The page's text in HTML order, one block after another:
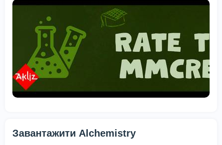
Завантажити Alchemistry